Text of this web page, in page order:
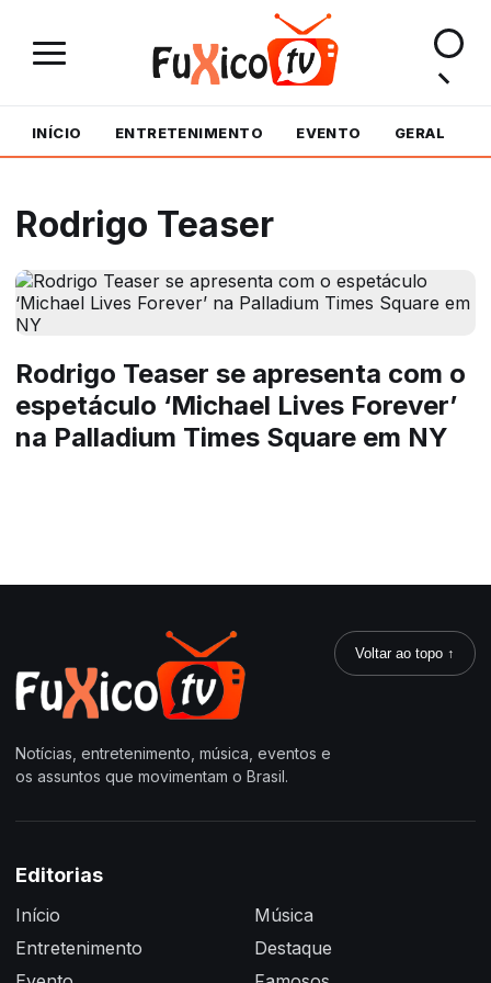
INÍCIO ENTRETENIMENTO EVENTO GERAL
Rodrigo Teaser
Rodrigo Teaser se apresenta com o
espetáculo ‘Michael Lives Forever’
na Palladium Times Square em NY
Notícias, entretenimento, música, eventos e
os assuntos que movimentam o Brasil.
Voltar ao topo ↑
Editorias
Início
Entretenimento
Música
Destaque